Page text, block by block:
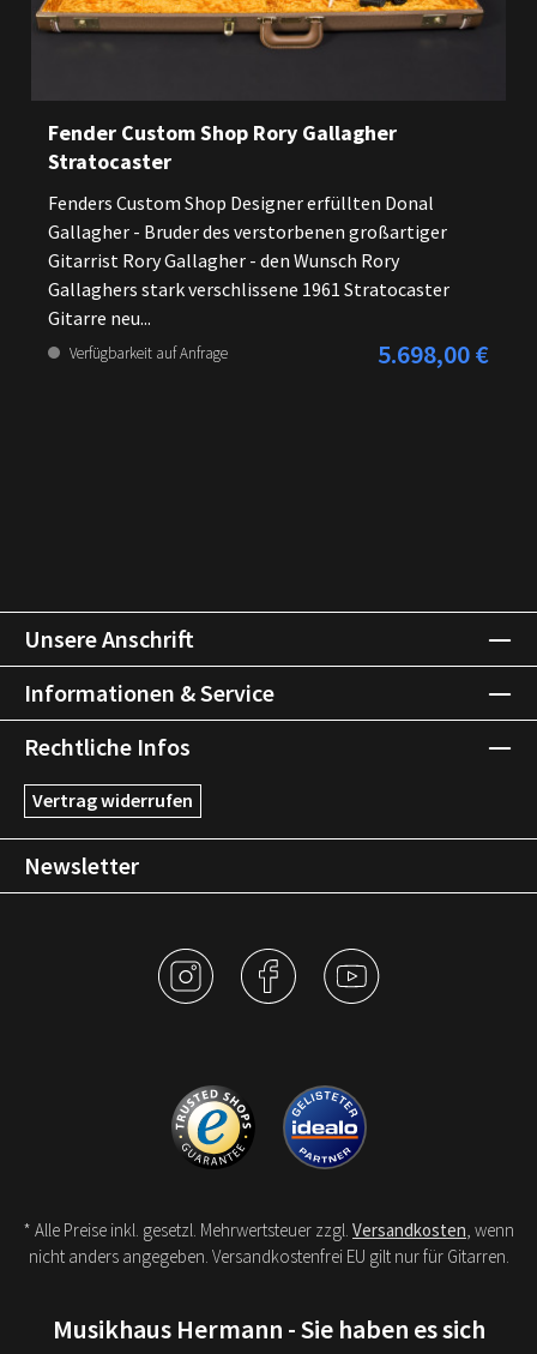
Fender Custom Shop Rory Gallagher
Stratocaster
Fenders Custom Shop Designer erfüllten Donal
Gallagher - Bruder des verstorbenen großartiger
Gitarrist Rory Gallagher - den Wunsch Rory
Gallaghers stark verschlissene 1961 Stratocaster
Gitarre neu...
Verfügbarkeit auf Anfrage Regulärer Preis:
5.698,00 €
Unsere Anschrift
Informationen & Service
Rechtliche Infos
Vertrag widerrufen
Newsletter
* Alle Preise inkl. gesetzl. Mehrwertsteuer zzgl. Versandkosten, wenn
nicht anders angegeben. Versandkostenfrei EU gilt nur für Gitarren.
Musikhaus Hermann - Sie haben es sich